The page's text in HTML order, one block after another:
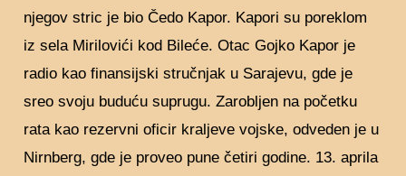
njegov stric je bio Čedo Kapor. Kapori su poreklom
iz sela Mirilovići kod Bileće. Otac Gojko Kapor je
radio kao finansijski stručnjak u Sarajevu, gde je
sreo svoju buduću suprugu. Zarobljen na početku
rata kao rezervni oficir kraljeve vojske, odveden je u
Nirnberg, gde je proveo pune četiri godine. 13. aprila